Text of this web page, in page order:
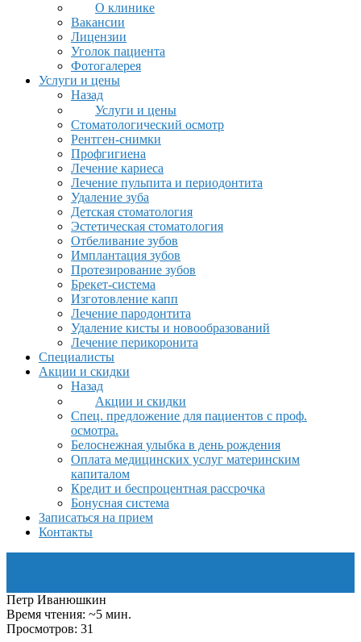
О клинике
Вакансии
Лицензии
Уголок пациента
Фотогалерея
Услуги и цены
Назад
Услуги и цены
Стоматологический осмотр
Рентген-снимки
Профгигиена
Лечение кариеса
Лечение пульпита и периодонтита
Удаление зуба
Детская стоматология
Эстетическая стоматология
Отбеливание зубов
Имплантация зубов
Протезирование зубов
Брекет-система
Изготовление капп
Лечение пародонтита
Удаление кисты и новообразований
Лечение перикоронита
Специалисты
Акции и скидки
Назад
Акции и скидки
Спец. предложение для пациентов с проф.
осмотра.
Белоснежная улыбка в день рождения
Оплата медицинских услуг материнским
капиталом
Кредит и беспроцентная рассрочка
Бонусная система
Записаться на прием
Контакты
Петр Иванюшкин
Время чтения: ~5 мин.
Просмотров: 31